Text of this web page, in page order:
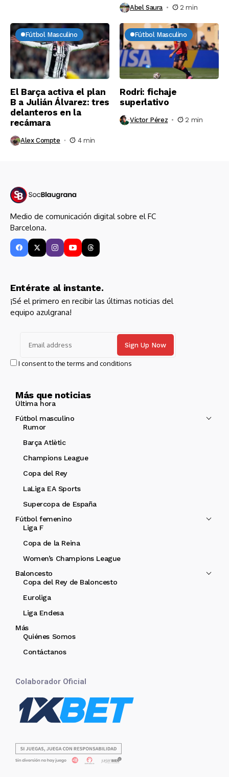
Abel Saura 2 min
Fútbol Masculino
El Barça activa el plan
B a Julián Álvarez: tres
delanteros en la
recámara
Alex Compte 4 min
Fútbol Masculino
Rodri: fichaje
superlativo
Víctor Pérez 2 min
Medio de comunicación digital sobre el FC
Barcelona.
Entérate al instante.
¡Sé el primero en recibir las últimas noticias del
equipo azulgrana!
I consent to the terms and conditions
Más que noticias
Última hora
Fútbol masculino
Rumor
Barça Atlètic
Champions League
Copa del Rey
LaLiga EA Sports
Supercopa de España
Fútbol femenino
Liga F
Copa de la Reina
Women’s Champions League
Baloncesto
Copa del Rey de Baloncesto
Euroliga
Liga Endesa
Más
Quiénes Somos
Contáctanos
Colaborador Oficial